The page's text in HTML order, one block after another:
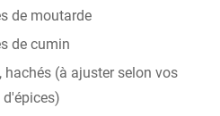
de moutarde
de cumin
hachés (à ajuster selon vos
d'épices)